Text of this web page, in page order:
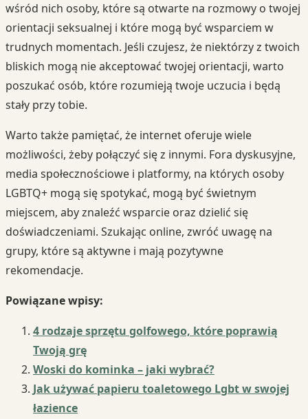
wśród nich osoby, które są otwarte na rozmowy o twojej
orientacji seksualnej i które mogą być wsparciem w
trudnych momentach. Jeśli czujesz, że niektórzy z twoich
bliskich mogą nie akceptować twojej orientacji, warto
poszukać osób, które rozumieją twoje uczucia i będą
stały przy tobie.
Warto także pamiętać, że internet oferuje wiele
możliwości, żeby połączyć się z innymi. Fora dyskusyjne,
media społecznościowe i platformy, na których osoby
LGBTQ+ mogą się spotykać, mogą być świetnym
miejscem, aby znaleźć wsparcie oraz dzielić się
doświadczeniami. Szukając online, zwróć uwagę na
grupy, które są aktywne i mają pozytywne
rekomendacje.
Powiązane wpisy:
4 rodzaje sprzętu golfowego, które poprawią
Twoją grę
Woski do kominka – jaki wybrać?
Jak używać papieru toaletowego Lgbt w swojej
łazience